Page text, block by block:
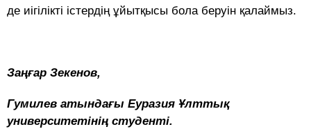
де иігілікті істердің ұйытқысы бола беруін қалаймыз.
Заңғар Зекенов,
Гумилев атындағы Еуразия Ұлттық
университетінің студенті.